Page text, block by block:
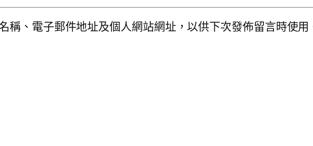
稱、電子郵件地址及個人網站網址，以供下次發佈留言時使用